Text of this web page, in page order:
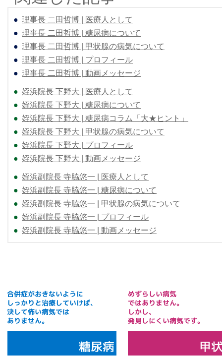
● 理事長 二田哲博 | 医療人として
● 理事長 二田哲博 | 糖尿病について
● 理事長 二田哲博 | 甲状腺の病気について
● 理事長 二田哲博 | プロフィール
● 理事長 二田哲博 | 動画メッセージ
● 姪浜院長 下野大 | 医療人として
● 姪浜院長 下野大 | 糖尿病について
● 姪浜院長 下野大 | 糖尿病コラム「大★ヒント」
● 姪浜院長 下野大 | 甲状腺の病気について
● 姪浜院長 下野大 | プロフィール
● 姪浜院長 下野大 | 動画メッセージ
● 姪浜副院長 寺脇悠一 | 医療人として
● 姪浜副院長 寺脇悠一 | 糖尿病について
● 姪浜副院長 寺脇悠一 | 甲状腺の病気について
● 姪浜副院長 寺脇悠一 | プロフィール
● 姪浜副院長 寺脇悠一 | 動画メッセージ